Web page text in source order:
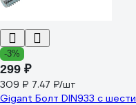
-3%
299 ₽
309 ₽ 7.47 ₽/шт
Gigant Болт DIN933 с